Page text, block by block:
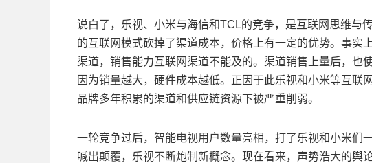
说白了，乐视、小米与海信和TCL的竞争，是互联网思维与
的互联网模式砍掉了渠道成本，价格上有一定的优势。事实
渠道，销售能力互联网渠道不能及的。渠道销售上量后，也
因为销量越大，硬件成本越低。正因于此乐视和小米等互联
品牌多年积累的渠道和供应链资源下被严重削弱。
一轮竞争过后，智能电视用户数量亮相，打了乐视和小米们
喊出颠覆，乐视不断炮制新概念。现在看来，声势浩大的舆